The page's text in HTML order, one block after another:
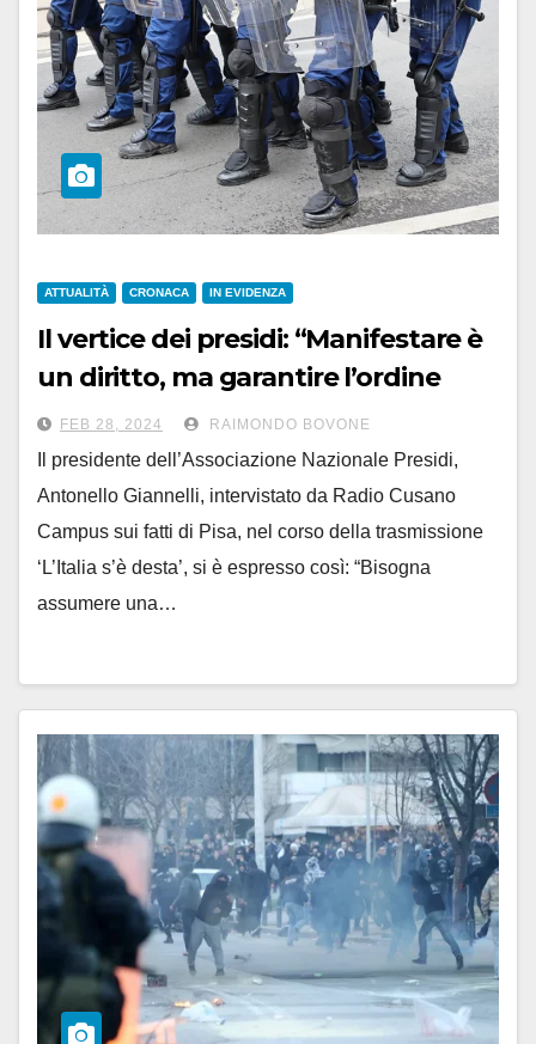
ATTUALITÀ CRONACA IN EVIDENZA
Il vertice dei presidi: “Manifestare è
un diritto, ma garantire l’ordine
pubblico. E sulle occupazioni…”.
FEB 28, 2024 RAIMONDO BOVONE
Il presidente dell’Associazione Nazionale Presidi,
Antonello Giannelli, intervistato da Radio Cusano
Campus sui fatti di Pisa, nel corso della trasmissione
‘L’Italia s’è desta’, si è espresso così: “Bisogna
assumere una…